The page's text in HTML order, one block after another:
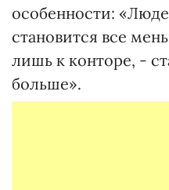
особенности:
становится все
лишь к конторе, -
больше».